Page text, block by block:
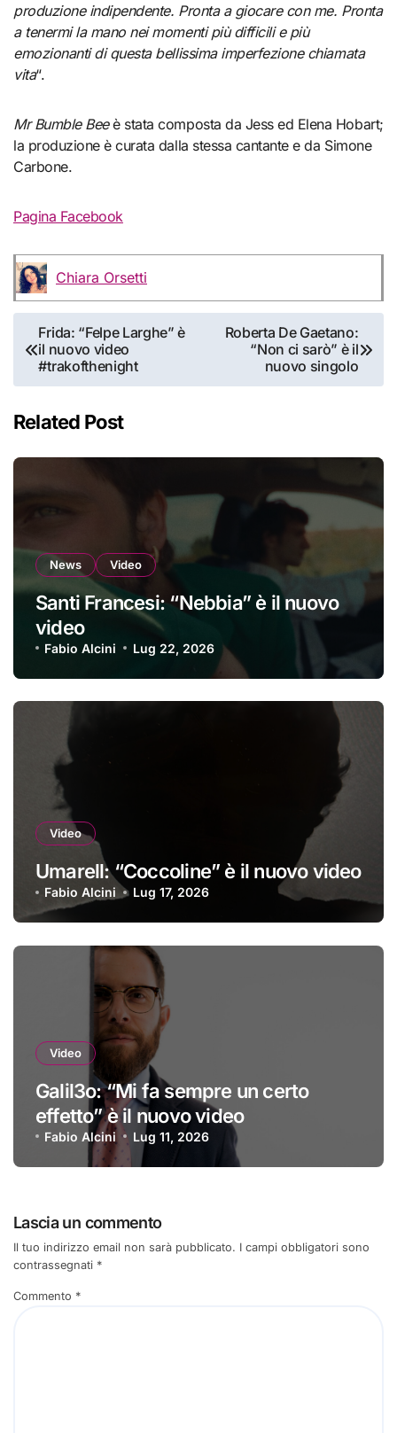
produzione indipendente. Pronta a giocare con me. Pronta
a tenermi la mano nei momenti più difficili e più
emozionanti di questa bellissima imperfezione chiamata
vita“.
Mr Bumble Beeè stata composta da Jess ed Elena Hobart;
la produzione è curata dalla stessa cantante e da Simone
Carbone.
Pagina Facebook
Chiara Orsetti
Navigazione
articoli
Frida: “Felpe Larghe” è
il nuovo video
#trakofthenight
Roberta De Gaetano:
“Non ci sarò” è il
nuovo singolo
Related Post
News Video
Santi Francesi: “Nebbia” è il nuovo
video
Fabio Alcini Lug 22, 2026
Video
Umarell: “Coccoline” è il nuovo video
Fabio Alcini Lug 17, 2026
Video
Galil3o: “Mi fa sempre un certo
effetto” è il nuovo video
Fabio Alcini Lug 11, 2026
Lascia un commento
Il tuo indirizzo email non sarà pubblicato. I campi obbligatori sono
contrassegnati *
Commento *